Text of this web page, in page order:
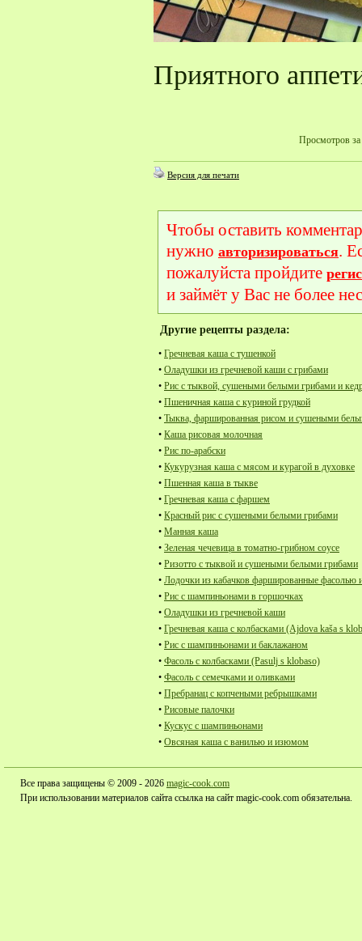
Приятного
Просмотров за
Версия для печати
Чтобы оставить
нужно авторизироваться.
пожалуйста пройдите
и займёт у Вас не более
Другие рецепты раздела:
• Гречневая каша с тушенкой
• Оладушки из гречневой каши с грибами
• Рис с тыквой, сушеными белыми грибами и
• Пшеничная каша с куриной грудкой
• Тыква, фаршированная рисом и сушеными
• Каша рисовая молочная
• Рис по-арабски
• Кукурузная каша с мясом и курагой в духовке
• Пшенная каша в тыкве
• Гречневая каша с фаршем
• Красный рис с сушеными белыми грибами
• Манная каша
• Зеленая чечевица в томатно-грибном соусе
• Ризотто с тыквой и сушеными белыми грибами
• Лодочки из кабачков фаршированные фасолью
• Рис с шампиньонами в горшочках
• Оладушки из гречневой каши
• Гречневая каша с колбасками (Ajdova kaša s
• Рис с шампиньонами и баклажаном
• Фасоль с колбасками (Pasulj s klobaso)
• Фасоль с семечками и оливками
• Пребранац с копчеными ребрышками
• Рисовые палочки
• Кускус с шампиньонами
• Овсяная каша с ванилью и изюмом
Все права защищены © 2009 - 2026 magic-cook.com
При использовании материалов сайта ссылка на сайт magic-cook.com обязательна.